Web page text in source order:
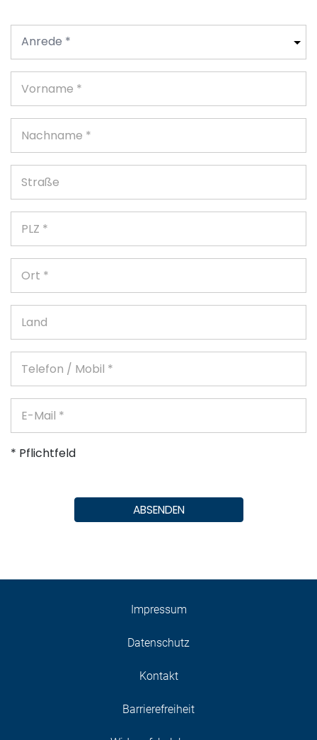
* Pflichtfeld
ABSENDEN
Impressum
Datenschutz
Kontakt
Barrierefreiheit